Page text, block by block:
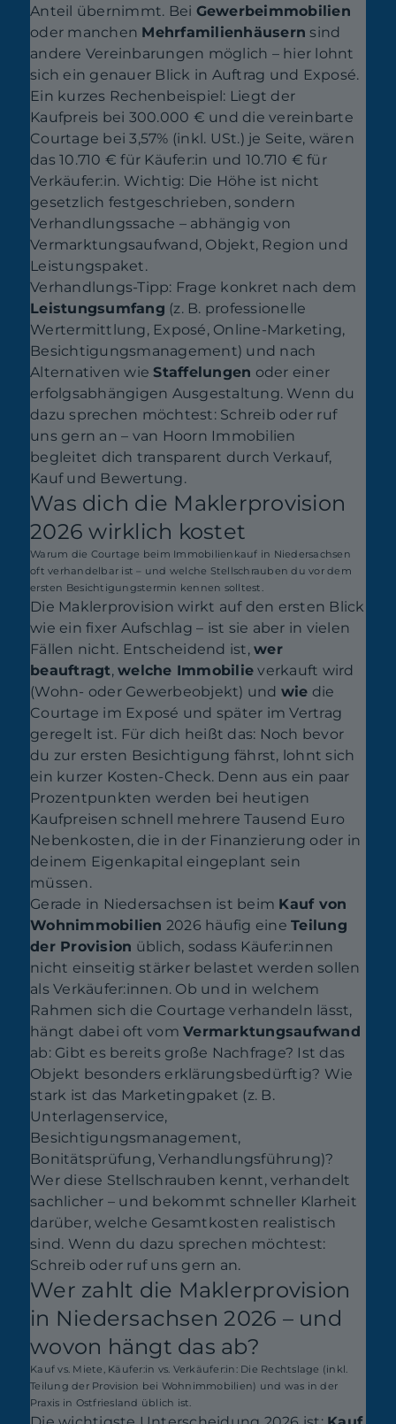
Anteil übernimmt. Bei Gewerbeimmobilien
oder manchen Mehrfamilienhäusern sind
andere Vereinbarungen möglich – hier lohnt
sich ein genauer Blick in Auftrag und Exposé.
Ein kurzes Rechenbeispiel: Liegt der
Kaufpreis bei 300.000 € und die vereinbarte
Courtage bei 3,57% (inkl. USt.) je Seite, wären
das 10.710 € für Käufer:in und 10.710 € für
Verkäufer:in. Wichtig: Die Höhe ist nicht
gesetzlich festgeschrieben, sondern
Verhandlungssache – abhängig von
Vermarktungsaufwand, Objekt, Region und
Leistungspaket.
Verhandlungs-Tipp: Frage konkret nach dem
Leistungsumfang (z. B. professionelle
Wertermittlung, Exposé, Online-Marketing,
Besichtigungsmanagement) und nach
Alternativen wieStaffelungen oder einer
erfolgsabhängigen Ausgestaltung. Wenn du
dazu sprechen möchtest: Schreib oder ruf
uns gern an – van Hoorn Immobilien
begleitet dich transparent durch Verkauf,
Kauf und Bewertung.
Was dich die Maklerprovision
2026 wirklich kostet
Warum die Courtage beim Immobilienkauf in Niedersachsen
oft verhandelbar ist – und welche Stellschrauben du vor dem
ersten Besichtigungstermin kennen solltest.
Die Maklerprovision wirkt auf den ersten Blick
wie ein fixer Aufschlag – ist sie aber in vielen
Fällen nicht. Entscheidend ist,wer
beauftragt,welche Immobilie verkauft wird
(Wohn- oder Gewerbeobjekt) und wie die
Courtage im Exposé und später im Vertrag
geregelt ist. Für dich heißt das: Noch bevor
du zur ersten Besichtigung fährst, lohnt sich
ein kurzer Kosten-Check. Denn aus ein paar
Prozentpunkten werden bei heutigen
Kaufpreisen schnell mehrere Tausend Euro
Nebenkosten, die in der Finanzierung oder in
deinem Eigenkapital eingeplant sein
müssen.
Gerade in Niedersachsen ist beim Kauf von
Wohnimmobilien 2026 häufig eineTeilung
der Provision üblich, sodass Käufer:innen
nicht einseitig stärker belastet werden sollen
als Verkäufer:innen. Ob und in welchem
Rahmen sich die Courtage verhandeln lässt,
hängt dabei oft vomVermarktungsaufwand
ab: Gibt es bereits große Nachfrage? Ist das
Objekt besonders erklärungsbedürftig? Wie
stark ist das Marketingpaket (z. B.
Unterlagenservice,
Besichtigungsmanagement,
Bonitätsprüfung, Verhandlungsführung)?
Wer diese Stellschrauben kennt, verhandelt
sachlicher – und bekommt schneller Klarheit
darüber, welche Gesamtkosten realistisch
sind. Wenn du dazu sprechen möchtest:
Schreib oder ruf uns gern an.
Wer zahlt die Maklerprovision
in Niedersachsen 2026 – und
wovon hängt das ab?
Kauf vs. Miete, Käufer:in vs. Verkäufer:in: Die Rechtslage (inkl.
Teilung der Provision bei Wohnimmobilien) und was in der
Praxis in Ostfriesland üblich ist.